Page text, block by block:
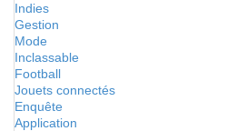
Indies
Gestion
Mode
Inclassable
Football
Jouets connectés
Enquête
Application